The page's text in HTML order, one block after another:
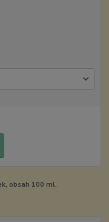
obsah 100 ml.